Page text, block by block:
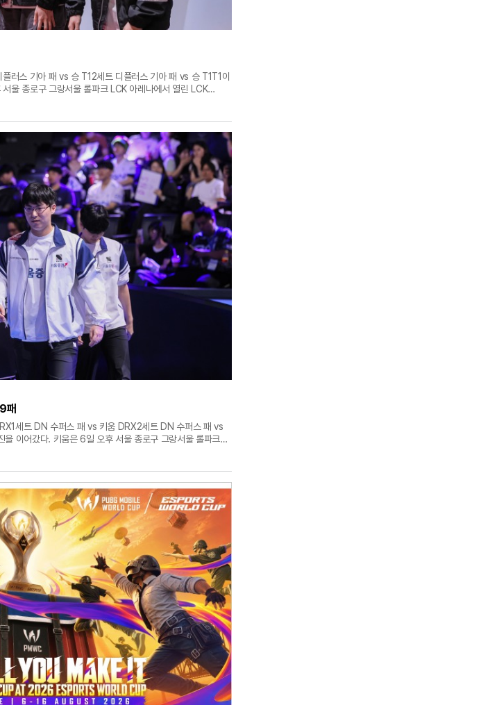
스 기아 패 vs 승 T12세트 디플러스 기아 패 vs 승 T1T1이
울 종로구 그랑서울 롤파크 LCK 아레나에서 열린 LCK
로 제압했다. T1은 시즌 16승 5패(+22)를 기록하며 레전드
우의 아트록스를 정리했다. 일
패
세트 DN 수퍼스 패 vs 키움 DRX2세트 DN 수퍼스 패 vs
이어갔다. 키움은 6일 오후 서울 종로구 그랑서울 롤파크
제압했다. 승리한 키움은 라이즈 그룹서 시즌 7승 14패
)째를 당했다. 키움이 기선을 제압했다. 키움은 1세트 초반
탑에서 벌어진 싸움서 승리하며 1대0으